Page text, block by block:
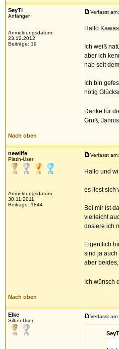
SeyTi
Anfänger
Anmeldungsdatum:
23.12.2012
Beiträge: 19
Verfasst
Hallo
Ich weiß
aber ich
hab seit
Ich bin
nötig
Danke für
Gruß,
Nach oben
newlife
Platin-User
Anmeldungsdatum:
30.11.2011
Beiträge: 1844
Verfasst
Hallo und
es liest sich
Bei mir ist
vielleicht
dosiere ich
Eigentlich
sind ja auch
aber
Ich wünsch
Nach oben
Elke
Silber-User
Verfasst